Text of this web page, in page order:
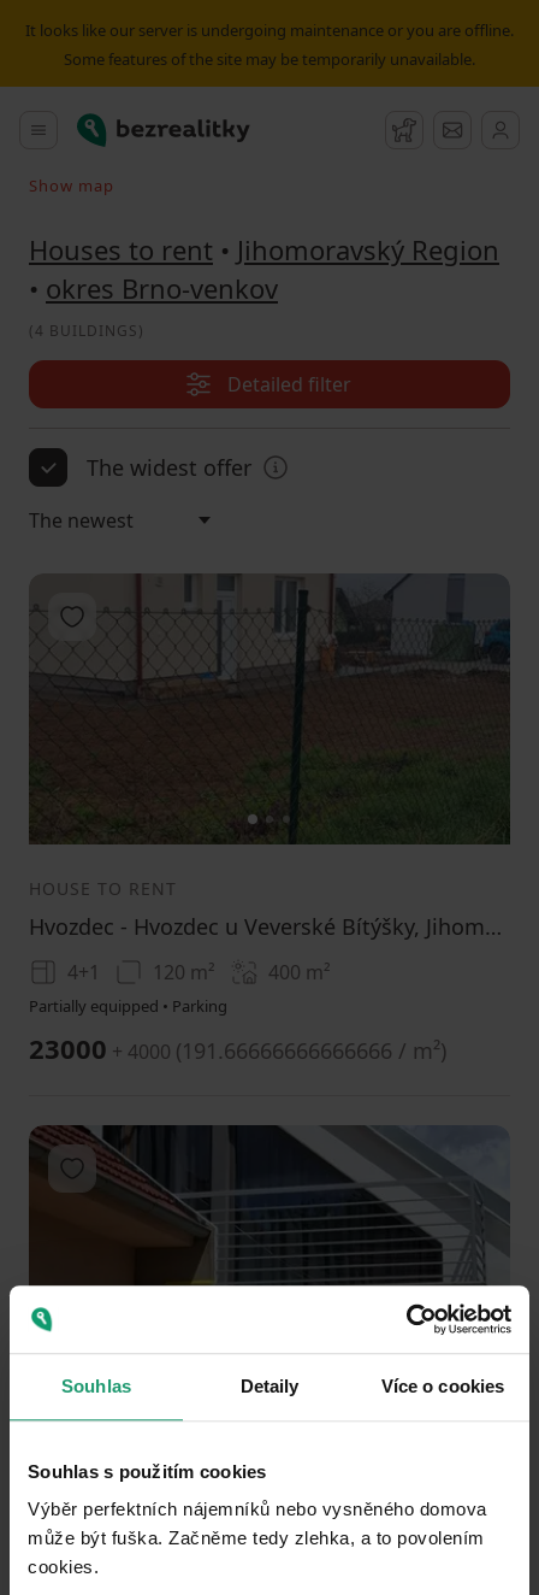
Souhlas Detaily Více o cookies
Souhlas s použitím cookies
Výběr perfektních nájemníků nebo vysněného domova
může být fuška. Začněme tedy zlehka, a to povolením
cookies.​
It looks like our server is undergoing maintenance or you are offline.
Some features of the site may be temporarily unavailable.
Main menu
Bezrealitky Watchdog
Search on the map
Show map
Houses to rent • Jihomoravský Region
• okres Brno-venkov
(4 BUILDINGS)
Detailed filter
The widest offer
12 3
Add to favorites
HOUSE TO RENT
Hvozdec - Hvozdec u Veverské Bítýšky, Jihomoravský Region
4+1 120 m² 400 m²
Partially equipped • Parking
23000 + 4000 (191.66666666666666 / m²)
12 3
Add to favorites
DON’T MISS OUT
Mezírka, Prštice - Prštice, Jihomoravský Region
3+kk 160 m² 1m²
Partially equipped • Parking • Garage • Balcony 6 m²